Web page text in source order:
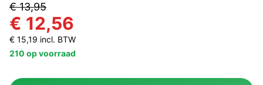
€ 13,95
€ 12,56
€ 15,19 incl. BTW
210 op voorraad